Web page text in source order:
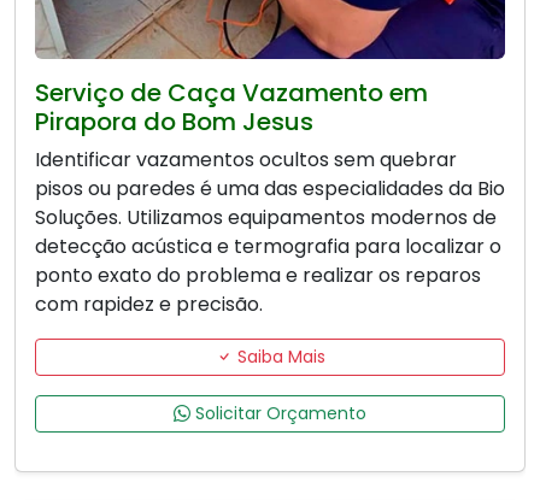
Serviço de Caça Vazamento em
Pirapora do Bom Jesus
Identificar vazamentos ocultos sem quebrar
pisos ou paredes é uma das especialidades da Bio
Soluções. Utilizamos equipamentos modernos de
detecção acústica e termografia para localizar o
ponto exato do problema e realizar os reparos
com rapidez e precisão.
Saiba Mais
Solicitar Orçamento